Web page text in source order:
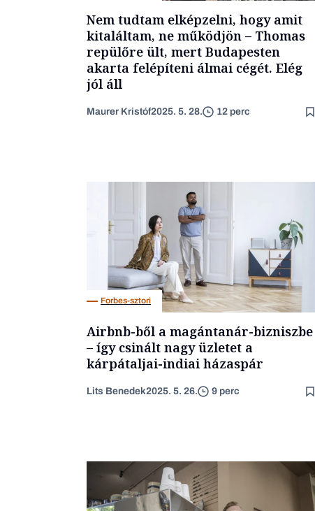
Nem tudtam elképzelni, hogy amit
kitaláltam, ne működjön – Thomas
repülőre ült, mert Budapesten
akarta felépíteni álmai cégét. Elég
jól áll
Maurer Kristóf2025. 5. 28. 12 perc
Forbes-sztori
Airbnb-ből a magántanár-bizniszbe
– így csinált nagy üzletet a
kárpátaljai-indiai házaspár
Lits Benedek2025. 5. 26. 9 perc